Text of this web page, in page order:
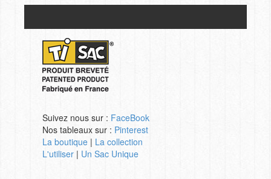
Suivez nous sur : FaceBook
Nos tableaux sur : Pinterest
La boutique | La collection
L'utiliser | Un Sac Unique